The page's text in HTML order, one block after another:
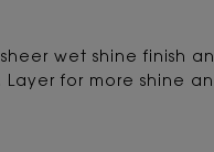
wet shine finish
for more shine